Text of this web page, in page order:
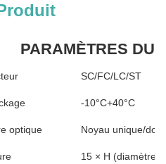
PARAMÈTRES DU
SC/FC/LC/ST
-10°C+40°C
optique Noyau unique/
15 × H (diamètre